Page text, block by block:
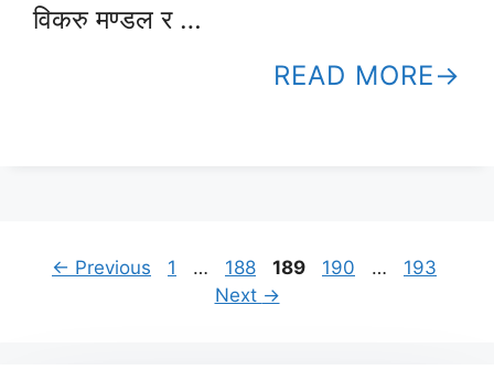
विकरु मण्डल र …
READ MORE
← Previous Page
1 … Page
188 Page
189 Page
190 … Page
193
Next →